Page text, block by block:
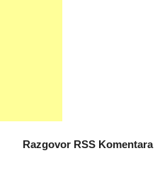
Razgovor RSS Komentara